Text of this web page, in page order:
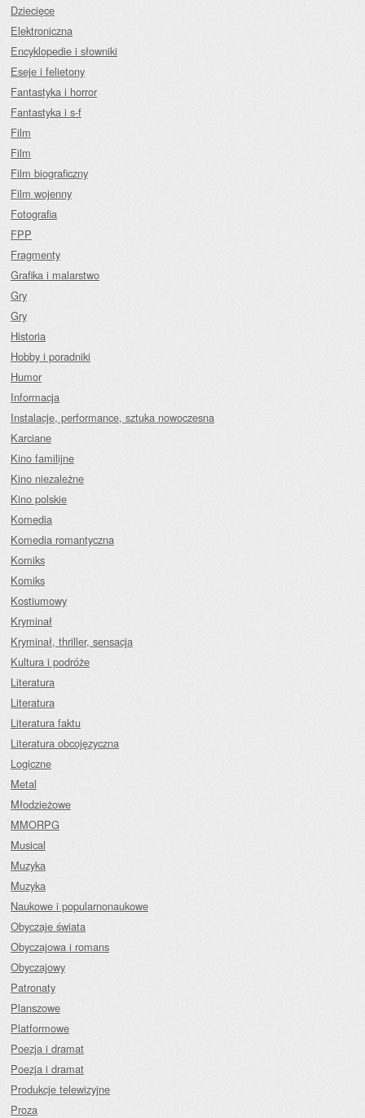
Dziecięce
Elektroniczna
Encyklopedie i słowniki
Eseje i felietony
Fantastyka i horror
Fantastyka i s-f
Film
Film
Film biograficzny
Film wojenny
Fotografia
FPP
Fragmenty
Grafika i malarstwo
Gry
Gry
Historia
Hobby i poradniki
Humor
Informacja
Instalacje, performance, sztuka nowoczesna
Karciane
Kino familijne
Kino niezależne
Kino polskie
Komedia
Komedia romantyczna
Komiks
Komiks
Kostiumowy
Kryminał
Kryminał, thriller, sensacja
Kultura i podróże
Literatura
Literatura
Literatura faktu
Literatura obcojęzyczna
Logiczne
Metal
Młodzieżowe
MMORPG
Musical
Muzyka
Muzyka
Naukowe i popularnonaukowe
Obyczaje świata
Obyczajowa i romans
Obyczajowy
Patronaty
Planszowe
Platformowe
Poezja i dramat
Poezja i dramat
Produkcje telewizyjne
Proza